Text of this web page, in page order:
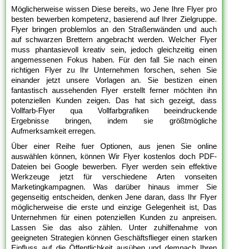
Möglicherweise wissen Diese bereits, wo Jene Ihre Flyer pro
besten bewerben kompetenz, basierend auf Ihrer Zielgruppe.
Flyer bringen problemlos an den Straßenwänden und auch
auf schwarzen Brettern angebracht werden. Welcher Flyer
muss phantasievoll kreativ sein, jedoch gleichzeitig einen
angemessenen Fokus haben. Für den fall Sie nach einen
richtigen Flyer zu Ihr Unternehmen forschen, sehen Sie
einander jetzt unsere Vorlagen an. Sie bestizen einen
fantastisch aussehenden Flyer erstellt ferner möchten ihn
potenziellen Kunden zeigen. Das hat sich gezeigt, dass
Vollfarb-Flyer qua Vollfarbgrafiken beeindruckende
Ergebnisse bringen, indem sie größtmögliche
Aufmerksamkeit erregen.
Über einer Reihe fuer Optionen, aus jenen Sie online
auswählen können, können Wir Flyer kostenlos doch PDF-
Dateien bei Google bewerben. Flyer werden sein effektive
Werkzeuge jetzt für verschiedene Arten vonseiten
Marketingkampagnen. Was darüber hinaus immer Sie
gegenseitig entscheiden, denken Jene daran, dass Ihr Flyer
möglicherweise die erste und einzige Gelegenheit ist, Das
Unternehmen für einen potenziellen Kunden zu anpreisen.
Lassen Sie das also zählen. Unter zuhilfenahme von
geeigneten Strategien können Geschäftsflieger einen starken